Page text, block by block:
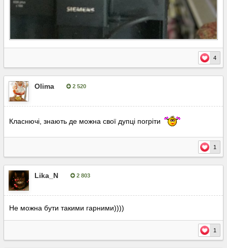
4
Olima 2 520
Класнючі, знають де можна свої дупці погріти
1
Lika_N 2 803
Не можна бути такими гарними))))
1